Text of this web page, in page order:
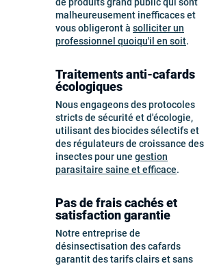
malheureusement inefficaces et
vous obligeront à solliciter un
professionnel quoiqu'il en soit.
Traitements anti-cafards
écologiques
Nous engageons des protocoles
stricts de sécurité et d'écologie,
utilisant des biocides sélectifs et
des régulateurs de croissance des
insectes pour une gestion
parasitaire saine et efficace.
Pas de frais cachés et
satisfaction garantie
Notre entreprise de
désinsectisation des cafards
garantit des tarifs clairs et sans